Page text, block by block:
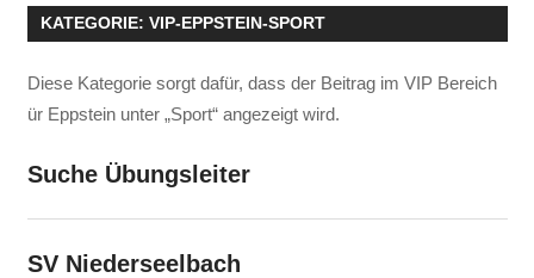
KATEGORIE: VIP-EPPSTEIN-SPORT
Diese Kategorie sorgt dafür, dass der Beitrag im VIP Bereich
ür Eppstein unter „Sport“ angezeigt wird.
Suche Übungsleiter
SV Niederseelbach